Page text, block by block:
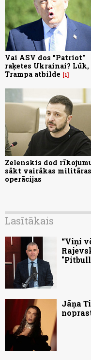
Vai ASV dos "Patriot"
raķetes Ukrainai? Lūk,
Trampa atbilde
1
Zelenskis dod
sākt vairākas militāras
operācijas
Lasītākais
“Viņi
Jāņa